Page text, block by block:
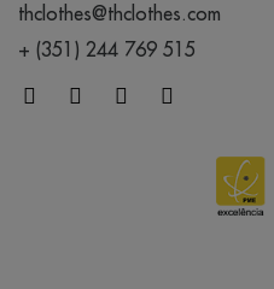
thclothes@thclothes.com
+ (351) 244 769 515